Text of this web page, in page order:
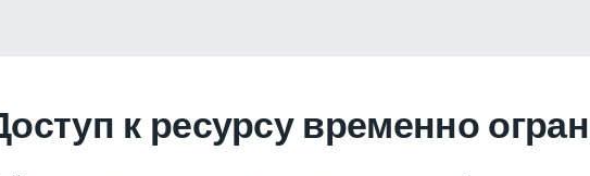
к ресурсу временно